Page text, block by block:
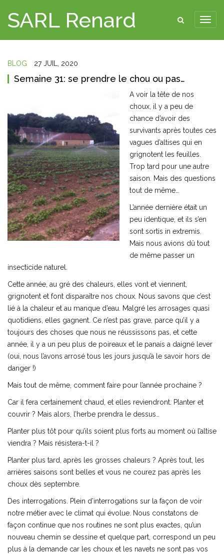
SARL Renard
BLOG 27 JUIL, 2020
Semaine 31: se prendre le chou ou pas…
A voir la tête de nos
choux, il y a peu de
chance d’avoir des
survivants après toutes ces
vagues d’altises qui en
grignotent les feuilles.
Trop tard pour une autre
saison. Mais des questions
tout de même…
L’année dernière était un
peu identique, et ils s’en
sont sortis in extremis.
Mais nous avions dû tout
de même passer un
insecticide naturel.
Cette année, au gré des chaleurs, elles vont et viennent,
grignotent et font disparaître nos choux. Nous savons que c’est
lié à la chaleur et au manque d’eau. Malgré les arrosages quasi
quotidiens, elles gagnent. Ce n’est pas grave, parce qu’il y a
toujours des choses que nous ne réussissons pas, et cette
année, il y a un peu plus de poireaux et le panais a daigné lever
(oui, nous l’avons arrosé tous les jours jusqu’à le savoir hors de
danger !)
Mais tout de même, comment faire pour l’année prochaine ?
Car il fera certainement chaud, et elles reviendront. Planter et
couvrir ? Mais alors, l’herbe prendra le dessus…
Planter plus tôt pour qu’ils soient plus forts au moment où l’altise
viendra ? Mais résistera-t-il ?
Planter plus tard, après les grosses chaleurs ? Après tout, les
arrières saisons sont belles et vous ne courez pas après les
choux dès septembre.
Des interrogations. Plein d’interrogations sur la façon de voir
notre métier avec le climat qui évolue. Nous constatons de
façon continue que nos routines ne sont plus exactes, qu’un
nouveau chemin se dessine et quelque part, correspond un peu
plus à la demande car les choux et les navets ne sont pas vos